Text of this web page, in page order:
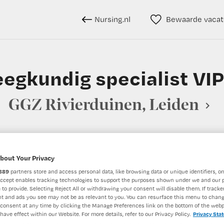
Nursing.nl Bewaarde
specialist
GGZ Rivierduinen, Leiden
specialist GGZ Tijdelijk
DIENSTVERBAND
Parttime
Your Privacy
partners store and access personal data, like browsing data or unique identifiers,
enables tracking technologies to support the purposes shown under we and our
to provide. Selecting Reject All or withdrawing your consent will disable them. If
and ads you see may not be as relevant to you. You can resurface this menu to
at any time by clicking the Manage Preferences link on the bottom of the
effect within our Website. For more details, refer to our Privacy Policy. Privacy